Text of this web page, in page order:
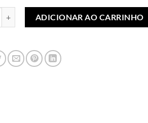
ADICIONAR AO CARRINHO